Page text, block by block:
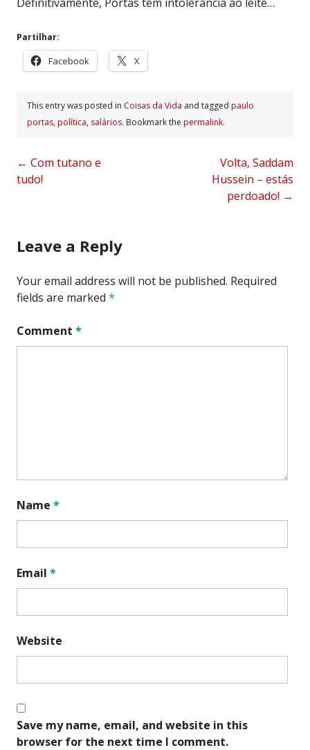
Partilhar:
Facebook X
This entry was posted in Coisas da Vida and tagged paulo
portas, polí­tica, salários. Bookmark the permalink.
Post
navigation
← Com tutano e
tudo!
Volta, Saddam
Hussein – estás
perdoado! →
Leave a Reply
Your email address will not be published. Required
fields are marked *
Comment *
Name *
Email *
Website
Save my name, email, and website in this
browser for the next time I comment.